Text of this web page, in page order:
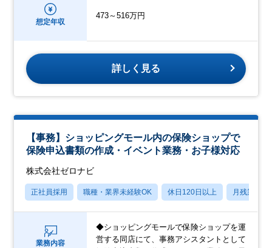
想定年収
473～516万円
詳しく見る
【事務】ショッピングモール内の保険ショップで
保険申込書類の作成・イベント業務・お子様対応
株式会社ゼロナビ
正社員採用 職種・業界未経験OK 休日120日以上 月残業20
業務内容
◆ショッピングモールで保険ショップを運
営する同店にて、事務アシスタントとして